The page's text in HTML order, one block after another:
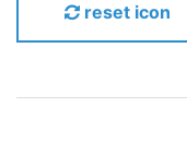
reset icon